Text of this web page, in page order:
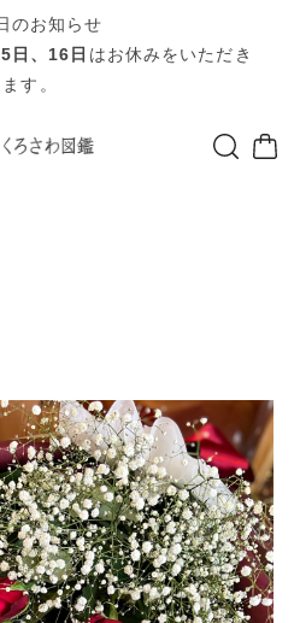
のお知らせ
日、16日 はお休みをいただき
ます。